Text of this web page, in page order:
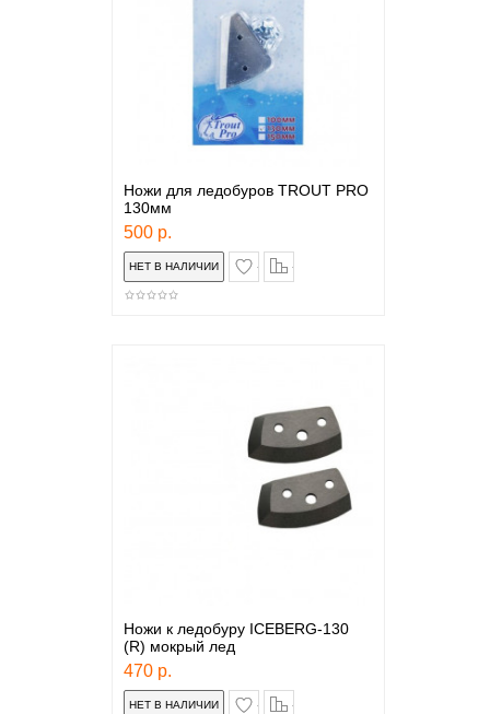
Ножи для ледобуров TROUT PRO
130мм
500 р.
в закладки
Ножи к ледобуру ICEBERG-130
(R) мокрый лед
470 р.
в закладки